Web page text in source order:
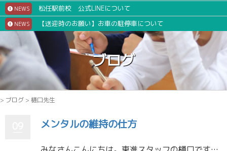
NEWS 松任駅前校 公式LINEについて
NEWS 【送迎時のお願い】お車の駐停車について
ブログ
> ブログ > 樋口先生
メンタルの維持の仕方